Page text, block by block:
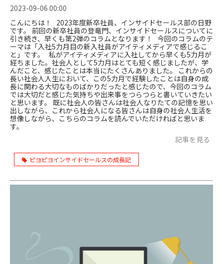
2023-09-06 00:00
こんにちは！ 2023年度新卒社員、インサイドセールス部の日野
です。 前回の新卒社員の登竜門、インサイドセールスについてに
引き続き、早くも第2弾のコラムとなります！ 今回のコラムのテ
ーマは「入社5力月目の新入社員がアイティメディアで感じるこ
と」です。 私がアイティメディアに入社してから早くも5力月が
経ちました。社会人として5力月はとても短く感じましたが、学
んだこと、感じたことは本当にたくさんありました。 これからの
長い社会人人生において、この5力月で経験したことは自身の成
長に関わる大切なものばかりだったと感じたので、今回のコラム
では大切だと感じた気持ちや出来事をつらつらと書いていきたい
と思います。 既に社会人の皆さんは社会人なりたての記憶を思い
出しながら、これから社会人になる皆さんは自身の社会人生活を
想像しながら、こちらのコラムを読んでいただければと思いま
す。
記事を見る
ピヨピヨインサイドセールスの成長記